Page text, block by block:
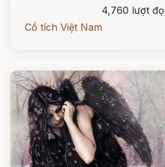
4,760 lượt
Cổ tích Việt Nam